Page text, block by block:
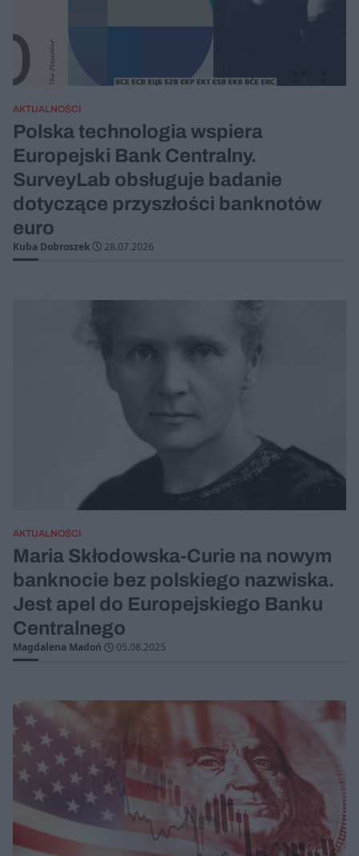
AKTUALNOŚCI
Polska technologia wspiera
Europejski Bank Centralny.
SurveyLab obsługuje badanie
dotyczące przyszłości banknotów
euro
Kuba Dobroszek 28.07.2026
AKTUALNOŚCI
Maria Skłodowska‑Curie na nowym
banknocie bez polskiego nazwiska.
Jest apel do Europejskiego Banku
Centralnego
Magdalena Madoń 05.08.2025